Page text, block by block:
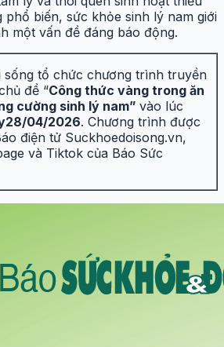
phổ biến, sức khỏe sinh lý nam giới
một vấn đề đáng báo động.
sống tổ chức chương trình truyền
đề “Công thức vàng trong ăn
cường sinh lý nam” vào lúc
28/04/2026. Chương trình được
điện tử Suckhoedoisong.vn,
và Tiktok của Báo Sức